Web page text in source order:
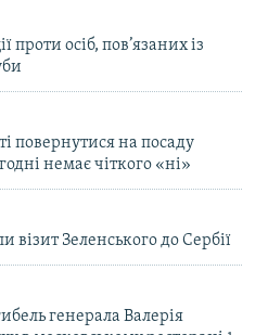
осіб, пов’язаних із
повернутися на посаду
немає чіткого «ні»
візит Зеленського до Сербії
генерала Валерія